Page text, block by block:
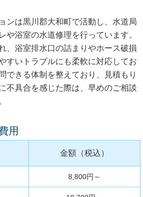
ンは黒川郡大和町で活動し、水道局
や浴室の水道修理を行っています。
、浴室排水口の詰まりやホース破損
すいトラブルにも柔軟に対応してお
できる体制を整えており、見積もり
不具合を感じた際は、早めのご相談
用
金額（税込）
8,800円～